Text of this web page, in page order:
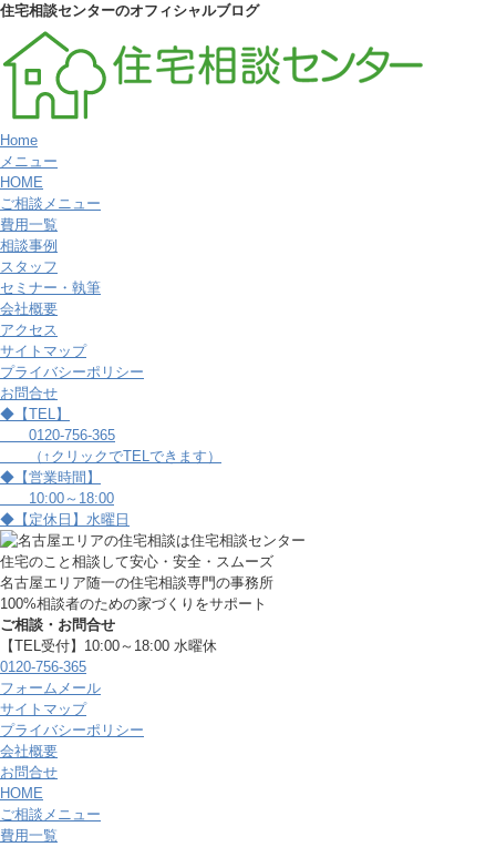
住宅相談センターのオフィシャルブログ
Home
メニュー
HOME
ご相談メニュー
費用一覧
相談事例
スタッフ
セミナー・執筆
会社概要
アクセス
サイトマップ
プライバシーポリシー
お問合せ
◆【TEL】
0120-756-365
（↑クリックでTELできます）
◆【営業時間】
10:00～18:00
◆【定休日】水曜日
住宅のこと相談して安心・安全・スムーズ
名古屋エリア随一の住宅相談専門の事務所
100%相談者のための家づくりをサポート
ご相談・お問合せ
【TEL受付】10:00～18:00 水曜休
0120-756-365
フォームメール
サイトマップ
プライバシーポリシー
会社概要
お問合せ
HOME
ご相談メニュー
費用一覧